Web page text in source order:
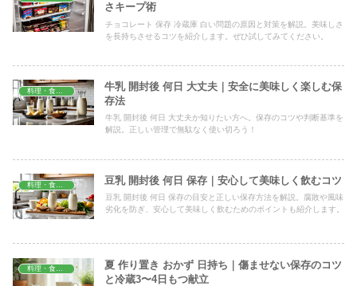
さキープ術
チョコレート 保存 冷蔵庫 白い問題の原因と対策を解説。美味しさ
を長持ちさせるコツを紹介します。ぜひ試してみてください。
牛乳 開封後 何日 大丈夫｜安全に美味しく楽しむ保
存法
牛乳 開封後 何日 大丈夫か知りたい方へ。保存のコツや判断基準を
解説。正しい管理で無駄なく使い切ろう！
豆乳 開封後 何日 保存｜安心して美味しく飲むコツ
豆乳 開封後 何日 保存の目安と正しい保存方法を解説。腐敗や風味
劣化を防ぎ、安心して美味しく飲むためのポイントも紹介します。
料理・食材保存
夏 作り置き おかず 日持ち｜傷ませない保存のコツ
と冷蔵3〜4日もつ献立